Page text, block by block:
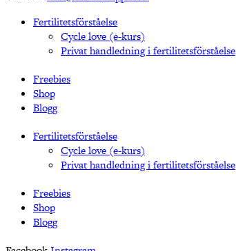
Fertilitetsförståelse
Cycle love (e-kurs)
Privat handledning i fertilitetsförståelse
Freebies
Shop
Blogg
Fertilitetsförståelse
Cycle love (e-kurs)
Privat handledning i fertilitetsförståelse
Freebies
Shop
Blogg